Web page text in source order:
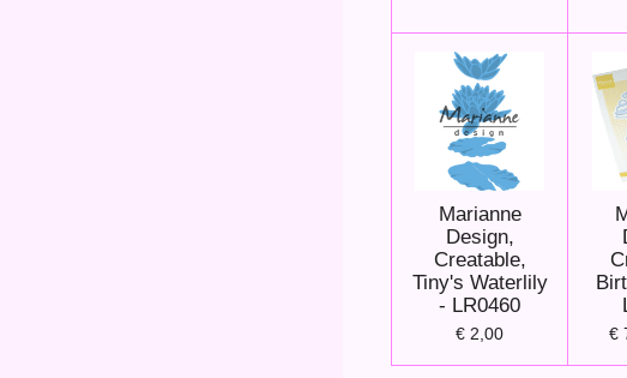
Marianne
Design,
Creatable,
Tiny's Waterlily
- LR0460
€ 2,00 €